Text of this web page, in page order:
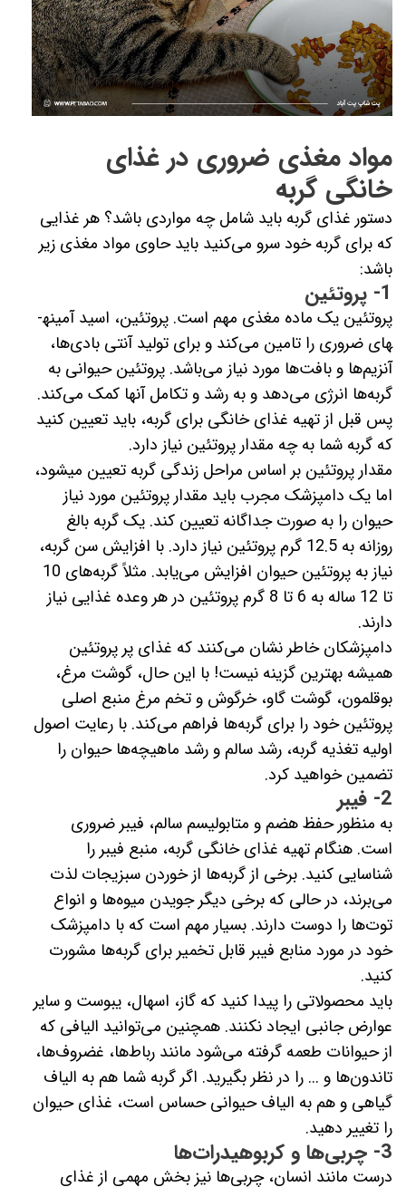
مواد مغذی ضروری در غذای
خانگی گربه
دستور غذای گربه باید شامل چه مواردی باشد؟ هر غذایی
که برای گربه خود سرو می‌کنید باید حاوی مواد مغذی زیر
باشد:
1- پروتئین
پروتئین یک ماده مغذی مهم است. پروتئین، اسید آمینه­
های ضروری را تامین می‌کند و برای تولید آنتی بادی‌ها،
آنزیم‌ها و بافت‌ها مورد نیاز می‌باشد. پروتئین حیوانی به
گربه‌ها انرژی می‌دهد و به رشد و تکامل آنها کمک می‌کند.
پس قبل از تهیه غذای خانگی برای گربه، باید تعیین کنید
که گربه شما به چه مقدار پروتئین نیاز دارد.
مقدار پروتئین بر اساس مراحل زندگی گربه تعیین میشود،
اما یک دامپزشک مجرب باید مقدار پروتئین مورد نیاز
حیوان را به صورت جداگانه تعیین کند. یک گربه بالغ
روزانه به 12.5 گرم پروتئین نیاز دارد. با افزایش سن گربه،
نیاز به پروتئین حیوان افزایش می‌یابد. مثلاً گربه‌های 10
تا 12 ساله به 6 تا 8 گرم پروتئین در هر وعده غذایی نیاز
دارند.
دامپزشکان خاطر نشان می‌کنند که غذای پر پروتئین
همیشه بهترین گزینه نیست! با این حال، گوشت مرغ،
بوقلمون، گوشت گاو، خرگوش و تخم مرغ منبع اصلی
پروتئین خود را برای گربه‌ها فراهم می‌کند. با رعایت اصول
اولیه تغذیه گربه، رشد سالم و رشد ماهیچه‌ها حیوان را
تضمین خواهید کرد.
2- فیبر
به منظور حفظ هضم و متابولیسم سالم، فیبر ضروری
است. هنگام تهیه غذای خانگی گربه، منبع فیبر را
شناسایی کنید. برخی از گربه‌ها از خوردن سبزیجات لذت
می‌برند، در حالی که برخی دیگر جویدن میوه‌ها و انواع
توت‌ها را دوست دارند. بسیار مهم است که با دامپزشک
خود در مورد منابع فیبر قابل تخمیر برای گربه‌ها مشورت
کنید.
باید محصولاتی را پیدا کنید که گاز، اسهال، یبوست و سایر
عوارض جانبی ایجاد نکنند. همچنین می‌توانید الیافی که
از حیوانات طعمه گرفته می‌شود مانند رباط‌ها، غضروف‌ها،
تاندون‌ها و ... را در نظر بگیرید. اگر گربه شما هم به الیاف
گیاهی و هم به الیاف حیوانی حساس است، غذای حیوان
را تغییر دهید.
3- چربی‌ها و کربوهیدرات‌ها
درست مانند انسان، چربی‌ها نیز بخش مهمی از غذای